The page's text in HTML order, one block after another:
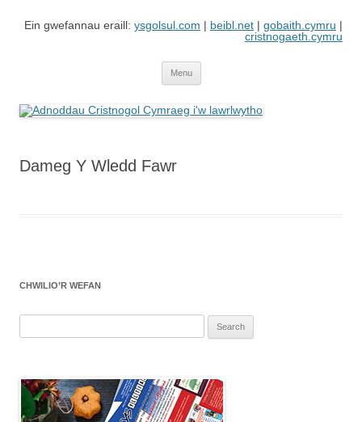
content
Ein gwefannau eraill: ysgolsul.com | beibl.net | gobaith.cymru |
cristnogaeth.cymru
lawrlwytho
adnoddau i'w lawrlwytho'n rhad ac am ddim
Menu
Dameg Y Wledd Fawr
CHWILIO’R WEFAN